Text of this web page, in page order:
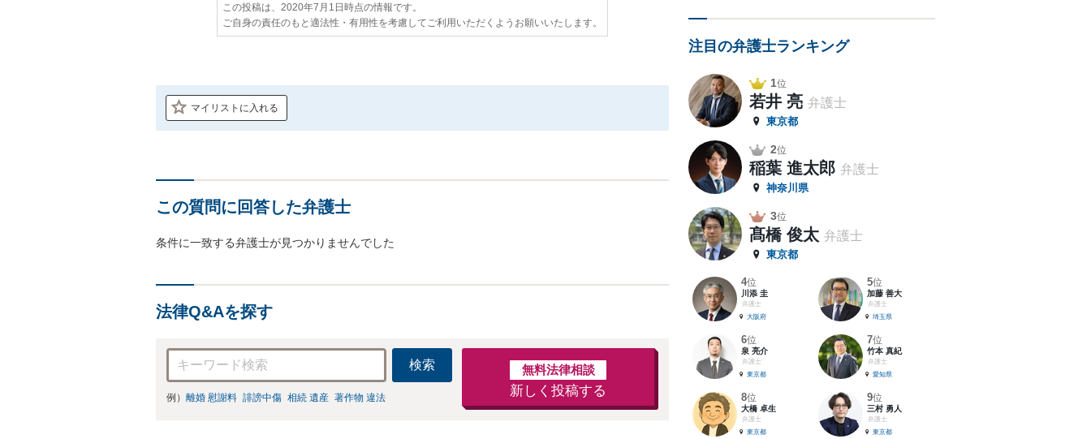
この投稿は、2020年7月1日時点の情報です。
ご自身の責任のもと適法性・有用性を考慮してご利用いただくようお願いいたします。
マイリストに入れる
この質問に回答した弁護士
条件に一致する弁護士が見つかりませんでした
法律Q&Aを探す
検索
例） 離婚 慰謝料 誹謗中傷 相続 遺産 著作物 違法
無料法律相談
新しく投稿する
注目の弁護士ランキング
1位
若井 亮 弁護士
東京都
2位
稲葉 進太郎 弁護士
神奈川県
3位
髙橋 俊太 弁護士
東京都
4位
川添 圭
弁護士
大阪府
5位
加藤 善大
弁護士
埼玉県
6位
泉 亮介
弁護士
東京都
7位
竹本 真紀
弁護士
愛知県
8位
大橋 卓生
弁護士
東京都
9位
三村 勇人
弁護士
東京都